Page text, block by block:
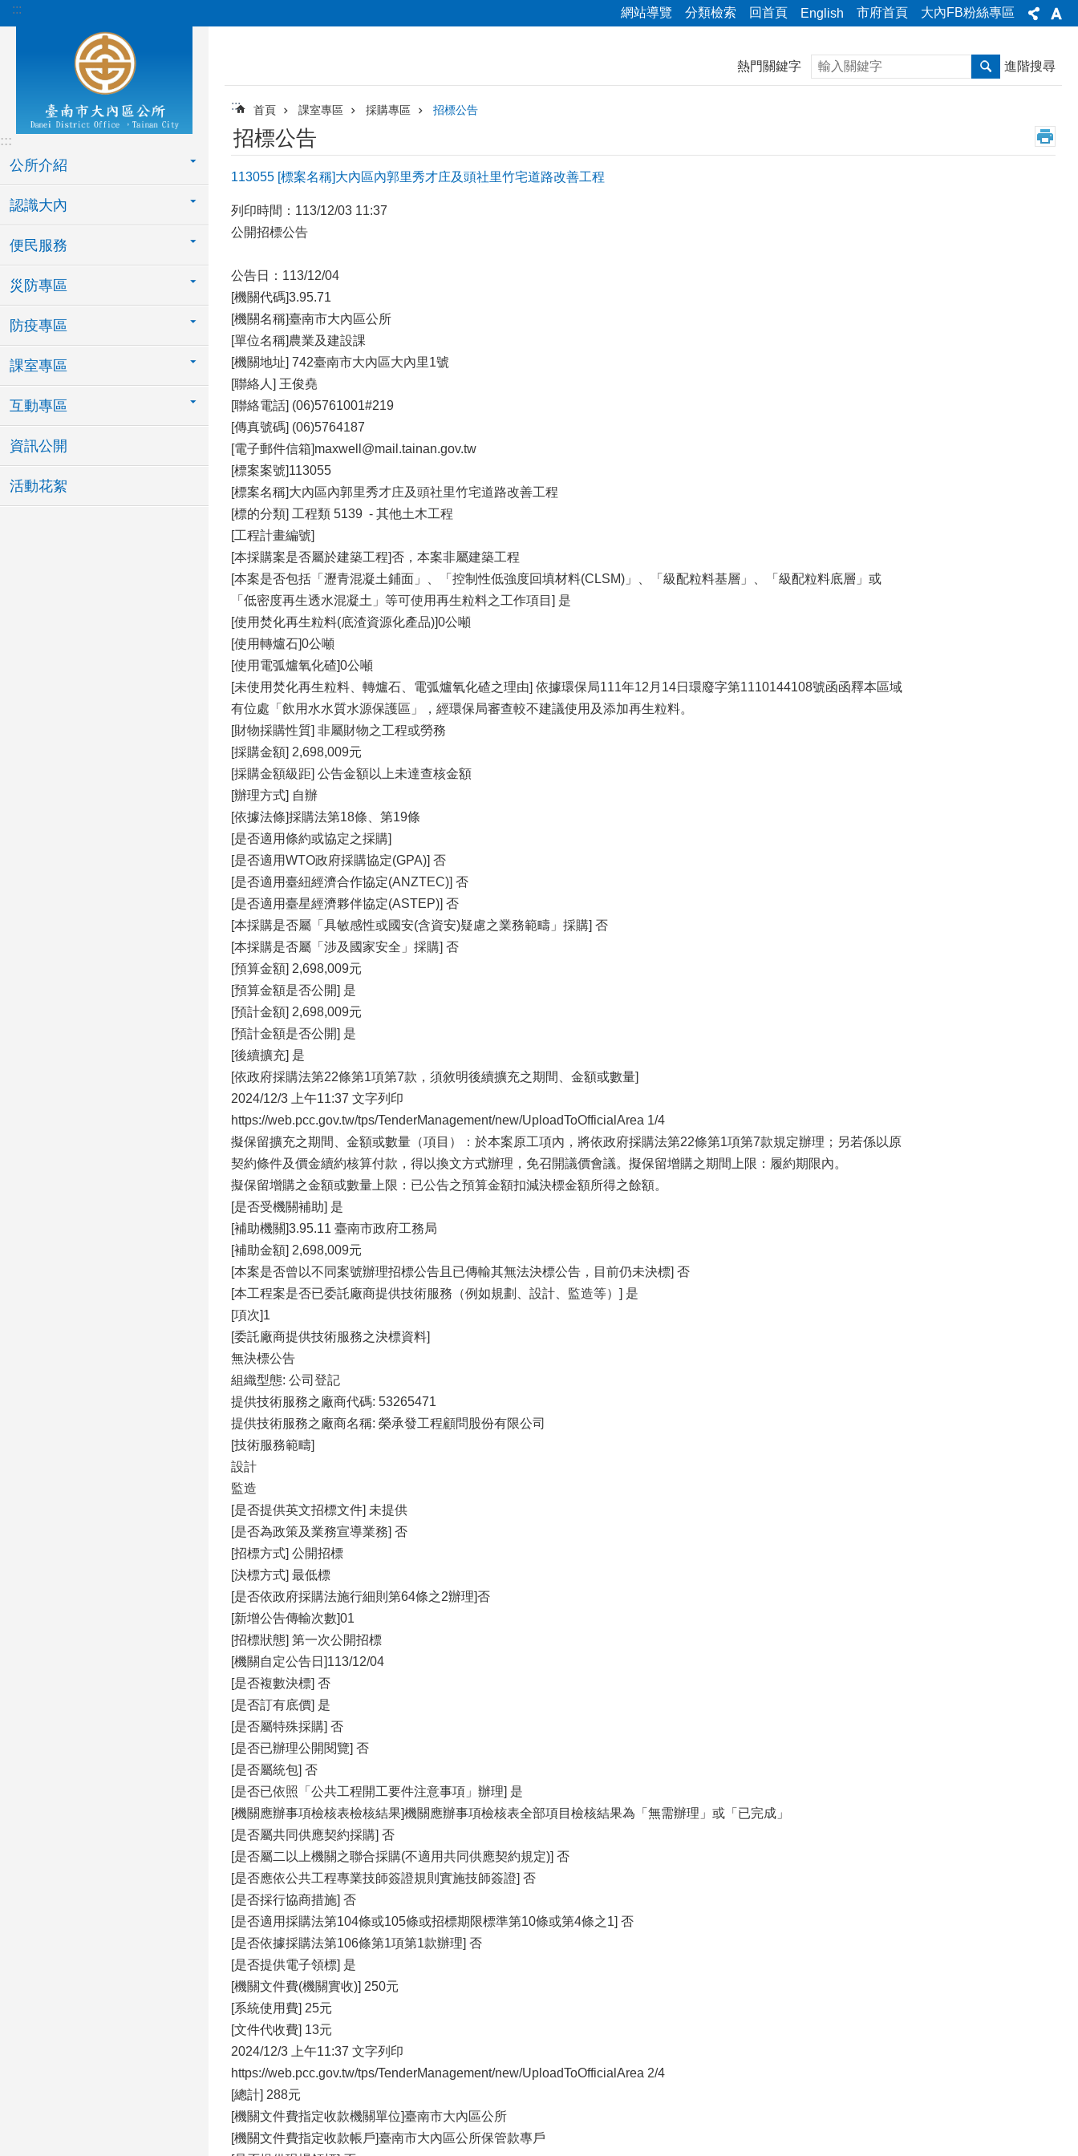
跳到主要內容區塊
::: 網站導覽 分類檢索 回首頁 English 市府首頁 大內FB粉絲專區
:::
公所介紹
認識大內
便民服務
災防專區
防疫專區
課室專區
互動專區
資訊公開
活動花絮
熱門關鍵字 搜尋 進階搜尋
::: 首頁 課室專區 採購專區 招標公告
招標公告
113055 [標案名稱]⼤內區內郭⾥秀才庄及頭社⾥⽵宅道路改善⼯程
列印時間：113/12/03 11:37
公開招標公告
公告⽇：113/12/04
[機關代碼]3.95.71
[機關名稱]臺南市⼤內區公所
[單位名稱]農業及建設課
[機關地址] 742臺南市⼤內區⼤內⾥1號
[聯絡⼈] 王俊堯
[聯絡電話] (06)5761001#219
[傳真號碼] (06)5764187
[電⼦郵件信箱]maxwell@mail.tainan.gov.tw
[標案案號]113055
[標案名稱]⼤內區內郭⾥秀才庄及頭社⾥⽵宅道路改善⼯程
[標的分類] ⼯程類 5139 - 其他⼟⽊⼯程
[⼯程計畫編號]
[本採購案是否屬於建築⼯程]否，本案非屬建築⼯程
[本案是否包括「瀝青混凝⼟鋪⾯」、「控制性低強度回填材料(CLSM)」、「級配粒料基層」、「級配粒料底層」或
「低密度再⽣透⽔混凝⼟」等可使⽤再⽣粒料之⼯作項⽬] 是
[使⽤焚化再⽣粒料(底渣資源化產品)]0公噸
[使⽤轉爐⽯]0公噸
[使⽤電弧爐氧化碴]0公噸
[未使⽤焚化再⽣粒料、轉爐⽯、電弧爐氧化碴之理由] 依據環保局111年12⽉14⽇環廢字第1110144108號函函釋本區域
有位處「飲⽤⽔⽔質⽔源保護區」，經環保局審查較不建議使⽤及添加再⽣粒料。
[財物採購性質] 非屬財物之⼯程或勞務
[採購⾦額] 2,698,009元
[採購⾦額級距] 公告⾦額以上未達查核⾦額
[辦理⽅式] ⾃辦
[依據法條]採購法第18條、第19條
[是否適⽤條約或協定之採購]
[是否適⽤WTO政府採購協定(GPA)] 否
[是否適⽤臺紐經濟合作協定(ANZTEC)] 否
[是否適⽤臺星經濟夥伴協定(ASTEP)] 否
[本採購是否屬「具敏感性或國安(含資安)疑慮之業務範疇」採購] 否
[本採購是否屬「涉及國家安全」採購] 否
[預算⾦額] 2,698,009元
[預算⾦額是否公開] 是
[預計⾦額] 2,698,009元
[預計⾦額是否公開] 是
[後續擴充] 是
[依政府採購法第22條第1項第7款，須敘明後續擴充之期間、⾦額或數量]
2024/12/3 上午11:37 文字列印
https://web.pcc.gov.tw/tps/TenderManagement/new/UploadToOfficialArea 1/4
擬保留擴充之期間、⾦額或數量（項⽬）：於本案原⼯項內，將依政府採購法第22條第1項第7款規定辦理；另若係以原
契約條件及價⾦續約核算付款，得以換文⽅式辦理，免召開議價會議。擬保留增購之期間上限：履約期限內。
擬保留增購之⾦額或數量上限：已公告之預算⾦額扣減決標⾦額所得之餘額。
[是否受機關補助] 是
[補助機關]3.95.11 臺南市政府⼯務局
[補助⾦額] 2,698,009元
[本案是否曾以不同案號辦理招標公告且已傳輸其無法決標公告，⽬前仍未決標] 否
[本⼯程案是否已委託廠商提供技術服務（例如規劃、設計、監造等）] 是
[項次]1
[委託廠商提供技術服務之決標資料]
無決標公告
組織型態: 公司登記
提供技術服務之廠商代碼: 53265471
提供技術服務之廠商名稱: 榮承發⼯程顧問股份有限公司
[技術服務範疇]
設計
監造
[是否提供英文招標文件] 未提供
[是否為政策及業務宣導業務] 否
[招標⽅式] 公開招標
[決標⽅式] 最低標
[是否依政府採購法施⾏細則第64條之2辦理]否
[新增公告傳輸次數]01
[招標狀態] 第⼀次公開招標
[機關⾃定公告⽇]113/12/04
[是否複數決標] 否
[是否訂有底價] 是
[是否屬特殊採購] 否
[是否已辦理公開閱覽] 否
[是否屬統包] 否
[是否已依照「公共⼯程開⼯要件注意事項」辦理] 是
[機關應辦事項檢核表檢核結果]機關應辦事項檢核表全部項⽬檢核結果為「無需辦理」或「已完成」
[是否屬共同供應契約採購] 否
[是否屬⼆以上機關之聯合採購(不適⽤共同供應契約規定)] 否
[是否應依公共⼯程專業技師簽證規則實施技師簽證] 否
[是否採⾏協商措施] 否
[是否適⽤採購法第104條或105條或招標期限標準第10條或第4條之1] 否
[是否依據採購法第106條第1項第1款辦理] 否
[是否提供電⼦領標] 是
[機關文件費(機關實收)] 250元
[系統使⽤費] 25元
[文件代收費] 13元
2024/12/3 上午11:37 文字列印
https://web.pcc.gov.tw/tps/TenderManagement/new/UploadToOfficialArea 2/4
[總計] 288元
[機關文件費指定收款機關單位]臺南市⼤內區公所
[機關文件費指定收款帳⼾]臺南市⼤內區公所保管款專⼾